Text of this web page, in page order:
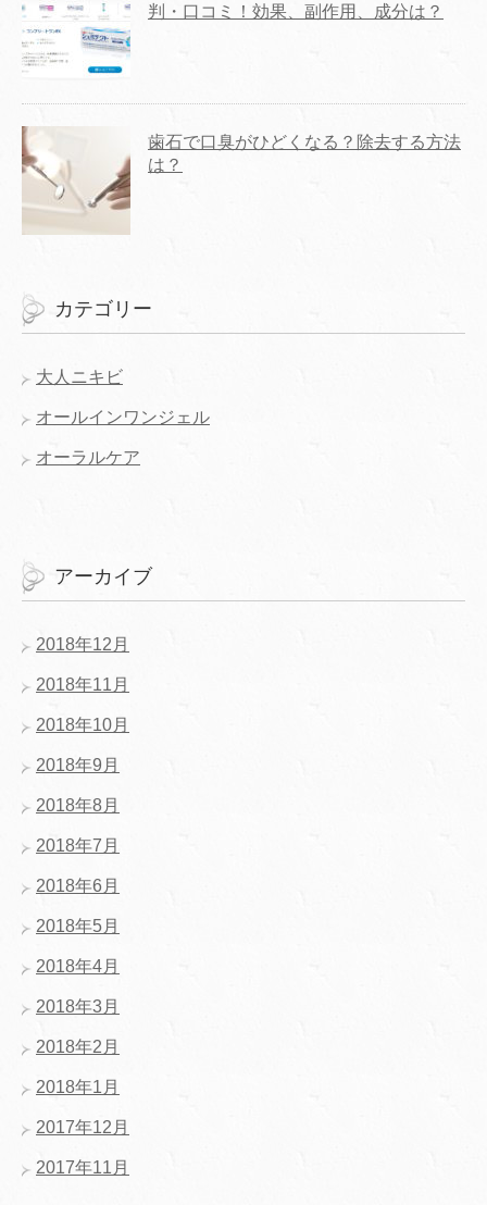
判・口コミ！効果、副作用、成分は？
歯石で口臭がひどくなる？除去する方法
は？
カテゴリー
大人ニキビ
オールインワンジェル
オーラルケア
アーカイブ
2018年12月
2018年11月
2018年10月
2018年9月
2018年8月
2018年7月
2018年6月
2018年5月
2018年4月
2018年3月
2018年2月
2018年1月
2017年12月
2017年11月